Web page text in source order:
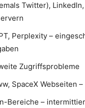
Twitter),
Perplexity –
Zugriffsprobleme
SpaceX Webseiten
Bereiche –